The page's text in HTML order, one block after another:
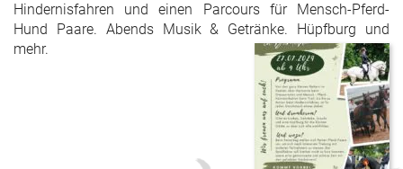
Hindernisfahren und einen Parcours für Mensch-Pferd-
Hund Paare. Abends Musik & Getränke. Hüpfburg und
mehr.